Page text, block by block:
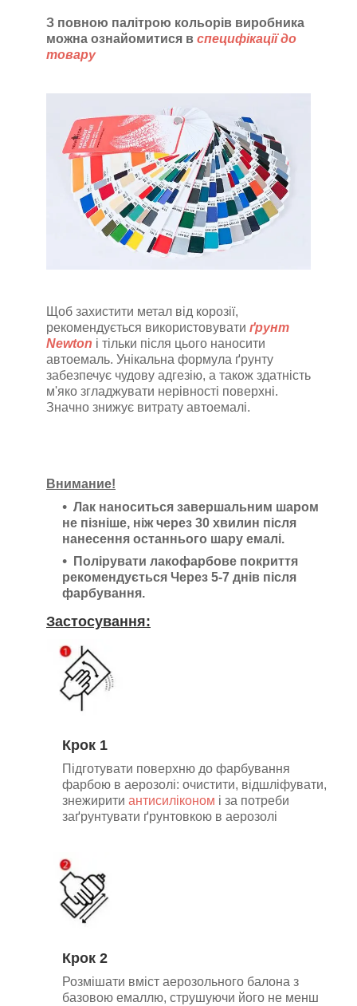
З повною палітрою кольорів виробника
можна ознайомитися в специфікації до
товару
Щоб захистити метал від корозії,
рекомендується використовувати ґрунт
Newton і тільки після цього наносити
автоемаль. Унікальна формула ґрунту
забезпечує чудову адгезію, а також здатність
м'яко згладжувати нерівності поверхні.
Значно знижує витрату автоемалі.
Внимание!
Лак наноситься завершальним шаром
не пізніше, ніж через 30 хвилин після
нанесення останнього шару емалі.
Полірувати лакофарбове покриття
рекомендується Через 5-7 днів після
фарбування.
Застосування:
Крок 1
Підготувати поверхню до фарбування
фарбою в аерозолі: очистити, відшліфувати,
знежирити антисиліконом і за потреби
заґрунтувати ґрунтовкою в аерозолі
Крок 2
Розмішати вміст аерозольного балона з
базовою емаллю, струшуючи його не менш